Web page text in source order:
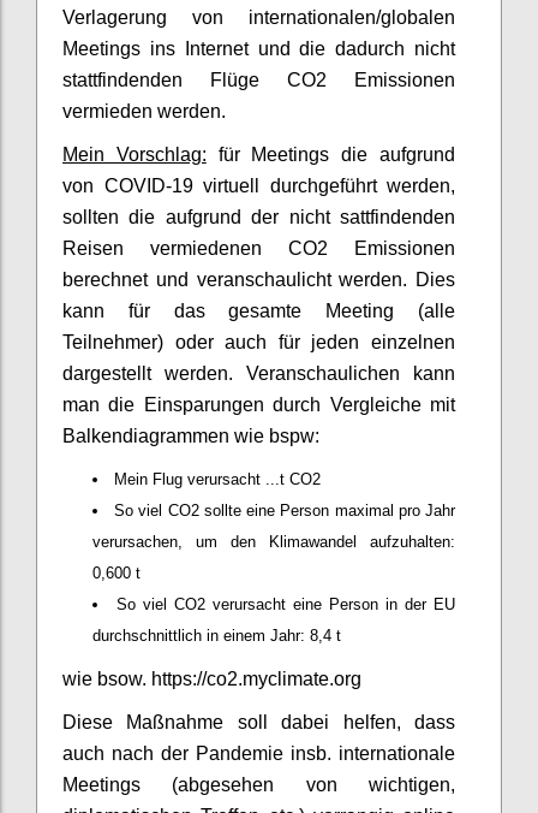
Verlagerung von internationalen/globalen
Meetings ins Internet und die dadurch nicht
stattfindenden Flüge CO2 Emissionen
vermieden werden.
Mein Vorschlag: für Meetings die aufgrund
von COVID-19 virtuell durchgeführt werden,
sollten die aufgrund der nicht sattfindenden
Reisen vermiedenen CO2 Emissionen
berechnet und veranschaulicht werden. Dies
kann für das gesamte Meeting (alle
Teilnehmer) oder auch für jeden einzelnen
dargestellt werden. Veranschaulichen kann
man die Einsparungen durch Vergleiche mit
Balkendiagrammen wie bspw:
Mein Flug verursacht ...t CO2
So viel CO2 sollte eine Person maximal pro Jahr
verursachen, um den Klimawandel aufzuhalten:
0,600 t
So viel CO2 verursacht eine Person in der EU
durchschnittlich in einem Jahr: 8,4 t
wie bsow. https://co2.myclimate.org
Diese Maßnahme soll dabei helfen, dass
auch nach der Pandemie insb. internationale
Meetings (abgesehen von wichtigen,